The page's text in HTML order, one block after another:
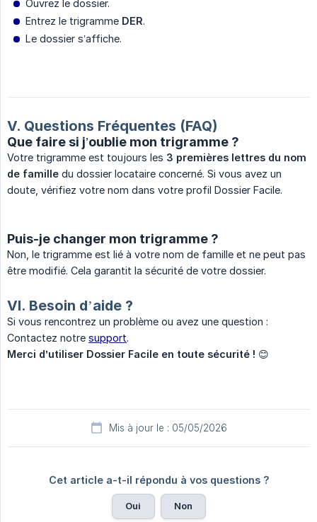
Ouvrez le dossier.
Entrez le trigramme DER.
Le dossier s’affiche.
V. Questions Fréquentes (FAQ)
Que faire si j’oublie mon trigramme ?
Votre trigramme est toujours les 3 premières lettres du nom
de famille du dossier locataire concerné. Si vous avez un
doute, vérifiez votre nom dans votre profil Dossier Facile.
Puis-je changer mon trigramme ?
Non, le trigramme est lié à votre nom de famille et ne peut pas
être modifié. Cela garantit la sécurité de votre dossier.
VI. Besoin d’aide ?
Si vous rencontrez un problème ou avez une question :
Contactez notre support.
Merci d’utiliser Dossier Facile en toute sécurité ! 😊
Mis à jour le : 05/05/2026
Cet article a-t-il répondu à vos questions ?
Oui Non